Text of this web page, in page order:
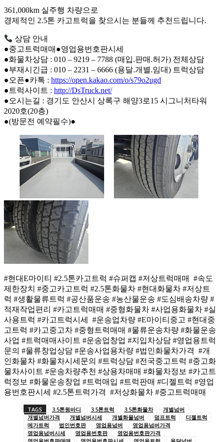
361,000km 실주행 차량으로
경제적인 2.5톤 카고트럭을 찾으시는 분들께 추천드립니다.
상담 안내
●중고트럭매매●영업용번호판시세
●화물차상담 : 010 – 9219 – 7788 (매입.판매.허가) 전체상담
●부재시긴급 : 010 – 2231 – 6666 (용달.개별.임대) 트럭상담
●오픈●카톡 : https://open.kakao.com/o/s79o2ugd
●트럭사이트 : http://DsTruck.net/
●오시는길 : 경기도 안산시 상록구 해양3로15 시그니처타워
2020호(20층)
●(방문전 예약필수)●
#현대E마이티 #2.5톤카고트럭 #슈퍼캡 #저상트럭매매 #속도
제한장치 #중고카고트럭 #2.5톤화물차 #현대화물차 #저상트
럭 #생활물류트럭 #공산품운송 #농산물운송 #도심배송차량 #
적재작업편리 #카고트럭매매 #중형화물차 #사업용화물차 #실
사용트럭 #카고트럭시세 #운송업차량 #E마이티중고 #현대중
고트럭 #카고중고차 #중형트럭매매 #물류운송차량 #화물운송
사업 #트럭매매사이트 #운송업창업 #지입차상담 #영업용트럭
문의 #물류창업상담 #운송사업용차량 #법인화물차가격 #개
인화물차 #화물차시세문의 #트럭상담 #전국중고트럭 #중고화
물차사이트 #운송차량추천 #상용차매매 #화물차정보 #카고트
럭정보 #화물운송창업 #트럭매입 #트럭판매 #디젤트럭 #영업
용번호판시세 #2.5톤트럭가격 #저상화물차 #중고트럭매매
TAGS 3.5톤윙바디 3.5톤트럭 3.5톤화물차
개별넘버
개별넘버가격
개별넘버시세 개별화물넘버 덤프트럭
디젤트럭
메가트럭
법인번호판 영업용넘버
영업용넘버가격
영업용넘버시세
영업용번호판
영업용번호판가격